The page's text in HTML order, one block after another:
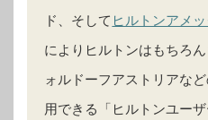
ド、そして ヒルトンアメ
によりヒルトンはもちろ
ォルドーフアストリアな
用できる「ヒルトンユー